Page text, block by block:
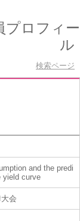
プロフィー
ル
検索ページ
and the predi
yield curve
会